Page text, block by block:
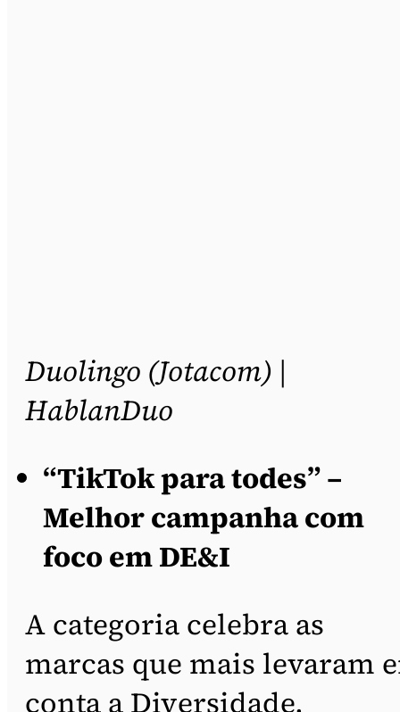
Duolingo (Jotacom) |
HablanDuo
“TikTok para todes” –
Melhor campanha com
foco em DE&I
A categoria celebra as
marcas que mais levaram
conta a Diversidade,